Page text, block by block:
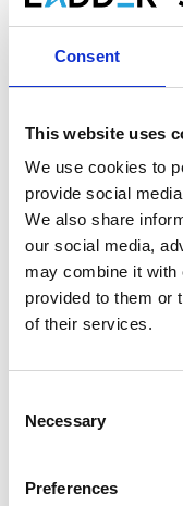
Consent
This website uses
We use cookies to
provide social
We also share
our social media,
may combine it with
provided to them or
of their services.
Selection
Necessary
Preferences
Product
Beschrijving
DeASC AGS
voldoet aan de nieuwe
om altijd een leuning
De platforms
De AGS Pro